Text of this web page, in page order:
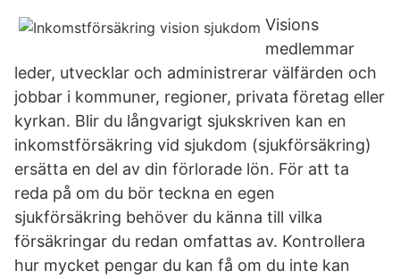
Visions
medlemmar
leder, utvecklar och administrerar välfärden och
jobbar i kommuner, regioner, privata företag eller
kyrkan. Blir du långvarigt sjukskriven kan en
inkomstförsäkring vid sjukdom (sjukförsäkring)
ersätta en del av din förlorade lön. För att ta
reda på om du bör teckna en egen
sjukförsäkring behöver du känna till vilka
försäkringar du redan omfattas av. Kontrollera
hur mycket pengar du kan få om du inte kan